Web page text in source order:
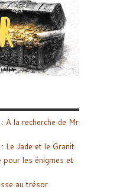
A la recherche de Mr
Le Jade et le Granit
les énigmes et
au trésor